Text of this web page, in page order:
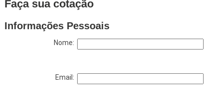
Faça sua cotação
Informações Pessoais
Nome:
Email: